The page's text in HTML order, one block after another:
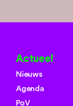
Actueel
Nieuws
Agenda
PoV